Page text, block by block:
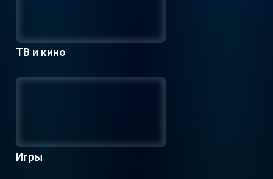
ТВ и кино
Игры